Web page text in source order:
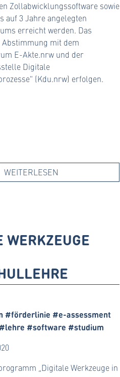
Zollabwicklungssoftware sowie
auf 3 Jahre angelegten
erreicht werden. Das
mit dem
E-Akte.nrw und der
Digitale
(Kdu.nrw) erfolgen.
WEITERLESEN
WERKZEUGE
#förderlinie #e-assessment
#software #studium
„Digitale Werkzeuge in